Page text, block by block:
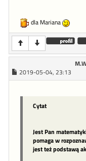
dla Mariana
2019-05-04, 23:13
Cytat
Jest Pan
pomaga w
jest też podstawą